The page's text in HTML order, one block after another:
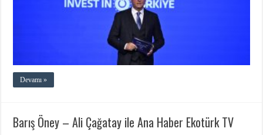
Devamı »
Barış Öney – Ali Çağatay ile Ana Haber Ekotürk TV